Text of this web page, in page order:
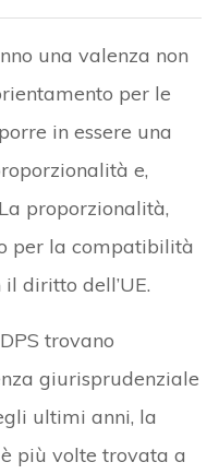
una valenza non
per le
in essere una
e,
proporzionalità,
per la compatibilità
diritto dell’UE.
trovano
giurisprudenziale
ultimi anni, la
più volte trovata a